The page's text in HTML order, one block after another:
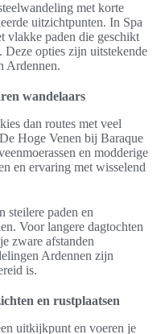
met korte
uitzichtpunten. In Spa
vlakke paden die geschikt
opties zijn uitstekende
Ardennen.
wandelaars
dan routes met veel
Hoge Venen bij Baraque
en modderige
en ervaring met wisselend
steilere paden en
Voor langere dagtochten
zware afstanden
Ardennen zijn
is.
en rustplaatsen
uitkijkpunt en voeren je